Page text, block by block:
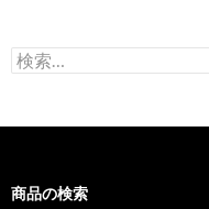
検
索:
商品の検索